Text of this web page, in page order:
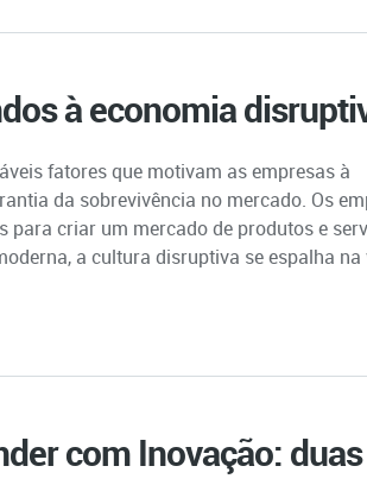
à economia
fatores que motivam as empresas à
da sobrevivência no mercado. Os
para criar um mercado de produtos e
a cultura disruptiva se espalha na
com Inovação: